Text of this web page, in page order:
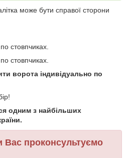
може бути справої сторони
стовпчиках.
стовпчиках.
ворота індивідуально по
одним з найбільших
Вас проконсультуємо